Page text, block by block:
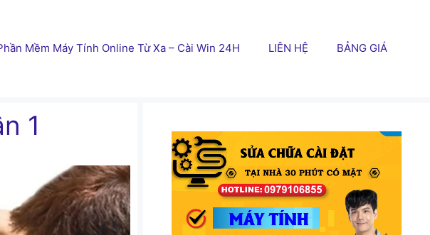
Mềm Máy Tính Online Từ Xa – Cài Win 24H LIÊN HỆ BẢNG GIÁ
1